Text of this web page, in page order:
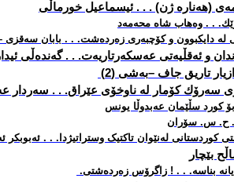
(هه‌ناره‌ ژن) . . . ئیسماعیل خورماڵی
. . وه‌هاب شاه محه‌مه‌د
له‌ دایكبوون و كۆچبه‌ری زه‌رده‌شت. . . بابان سه‌قزی
و ئه‌قڵیه‌تی عه‌سكه‌رتاریه‌ت. . . گه‌نده‌ڵی
تاریق جاف –به‌شی (2)
سه‌رۆك كۆمار له‌ ناوخۆی عێراق. . . سه‌ردار
كورد سڵێمان عه‌بدوڵا یونس
. . ح. س. سۆران
کوردستانی له‌نێوان تاکتیک وستراتیژدا. . . ئه‌بوبکر
بێچار
بناسه‌. . . ! زاگر ۆس زه‌رده‌شتی.